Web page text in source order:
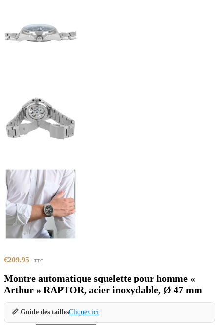
€209.95 TTC
Montre automatique squelette pour homme «
Arthur » RAPTOR, acier inoxydable, Ø 47 mm
📏 Guide des taillesCliquez ici